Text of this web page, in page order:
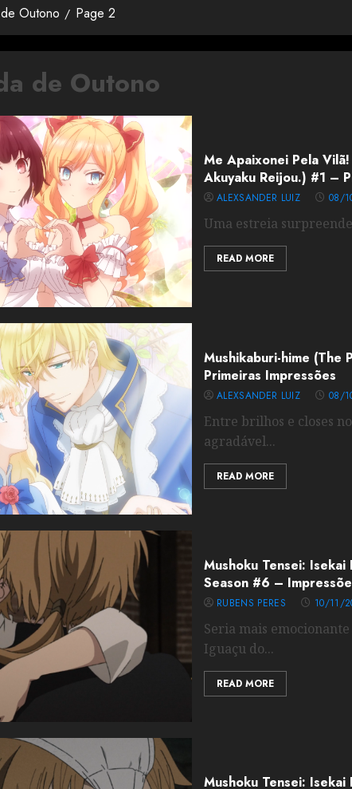
Outono Page 2
de Outono
Me Apaixonei Pela
Akuyaku Reijou.) #1 –
ALEXSANDER LUIZ 08/
Uma estreia
READ MORE
Mushikaburi-hime (The
Primeiras Impressões
ALEXSANDER LUIZ 08/
Entre brilhos e closes
agradável...
READ MORE
Mushoku Tensei:
Season #6 –
RUBENS PERES 10/11/
Seria mais
Iguaçu do...
READ MORE
Mushoku Tensei: